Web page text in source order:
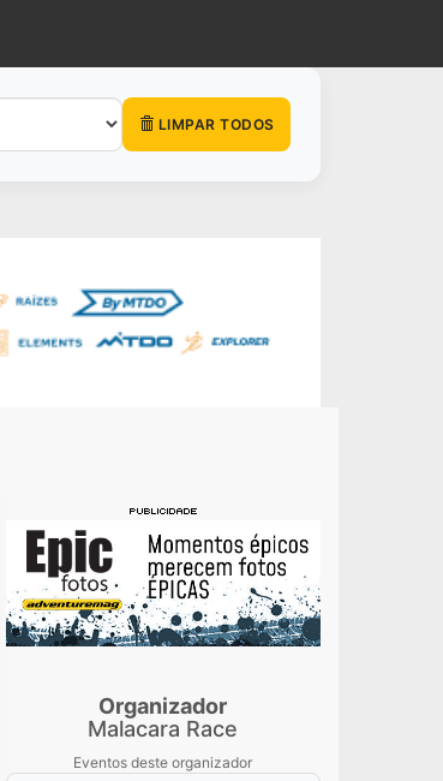
LIMPAR TODOS
Organizador
Malacara Race
Eventos deste organizador